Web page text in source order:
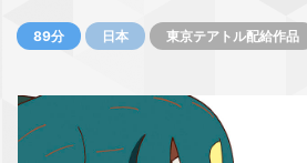
89分 日本 東京テアトル配給作品